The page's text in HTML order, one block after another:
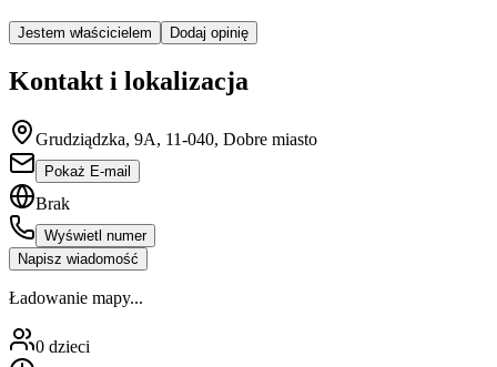
Jestem właścicielem Dodaj opinię
Kontakt i lokalizacja
Grudziądzka, 9A, 11-040, Dobre miasto
Pokaż E-mail
Brak
Wyświetl numer
Napisz wiadomość
Ładowanie mapy...
0 dzieci